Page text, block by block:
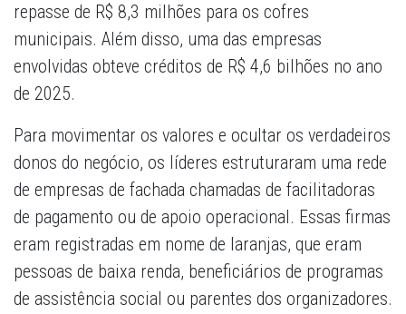
repasse de R$ 8,3 milhões para os cofres
municipais. Além disso, uma das empresas
envolvidas obteve créditos de R$ 4,6 bilhões no ano
de 2025.
Para movimentar os valores e ocultar os verdadeiros
donos do negócio, os líderes estruturaram uma rede
de empresas de fachada chamadas de facilitadoras
de pagamento ou de apoio operacional. Essas firmas
eram registradas em nome de laranjas, que eram
pessoas de baixa renda, beneficiários de programas
de assistência social ou parentes dos organizadores.